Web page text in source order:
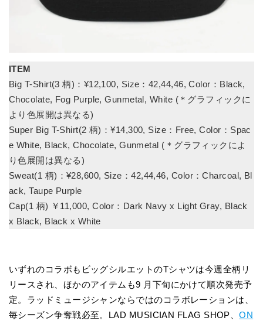
ITEM
Big T-Shirt(3 柄)：¥12,100, Size：42,44,46, Color：Black,
Chocolate, Fog Purple, Gunmetal, White (＊グラフィックに
より色展開は異なる)
Super Big T-Shirt(2 柄)：¥14,300, Size：Free, Color：Spac
e White, Black, Chocolate, Gunmetal (＊グラフィックによ
り色展開は異なる)
Sweat(1 柄)：¥28,600, Size：42,44,46, Color：Charcoal, Bl
ack, Taupe Purple
Cap(1 柄) ￥11,000, Color：Dark Navy x Light Gray, Black
x Black, Black x White
いずれのコラボもビッグシルエットのTシャツは今週全柄リ
リースされ、ほかのアイテムも9 月下旬にかけて順次発売予
定。ラッドミュージシャンならではのコラボレーションは、
毎シーズン争奪戦必至。LAD MUSICIAN FLAG SHOP、ON